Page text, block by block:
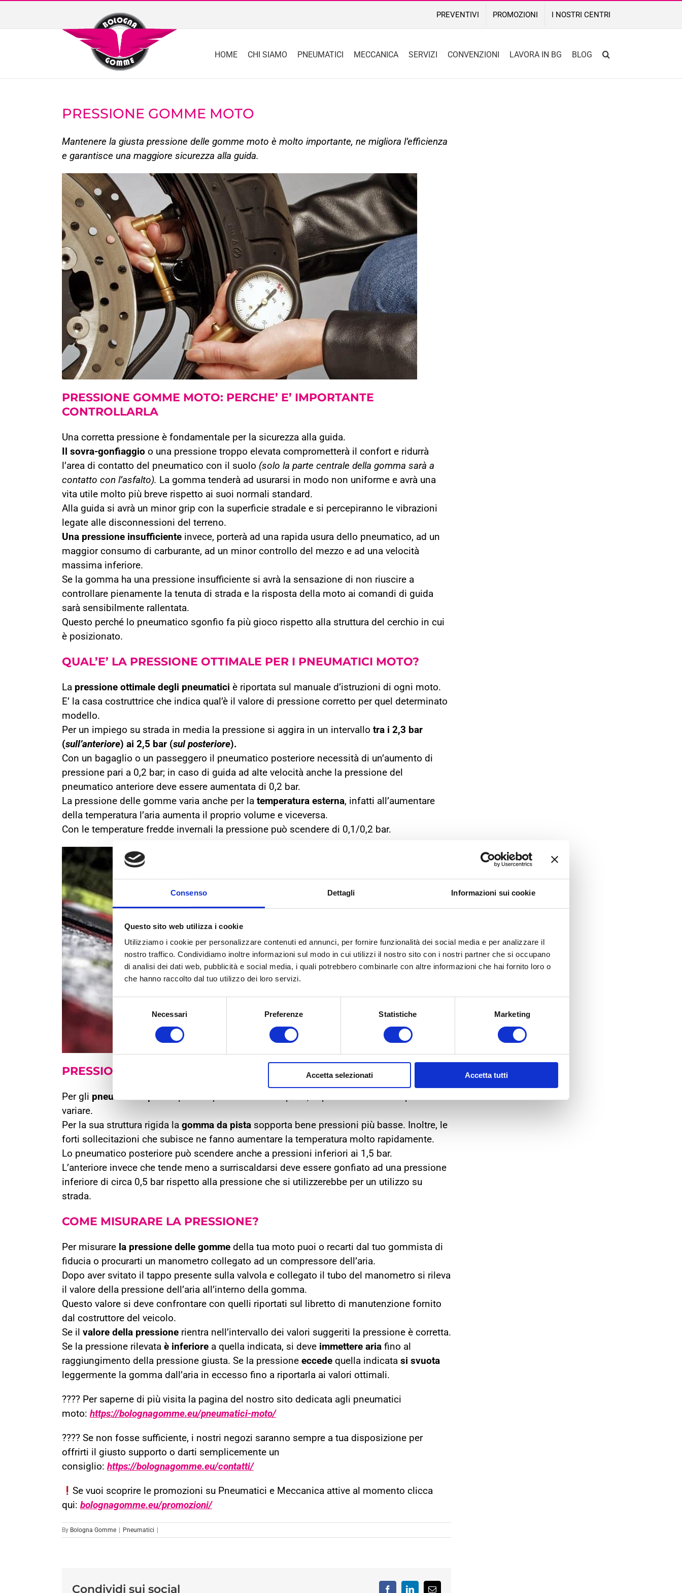
Consenso Dettagli Informazioni sui cookie
Questo sito web utilizza i cookie
Utilizziamo i cookie per personalizzare contenuti ed annunci, per fornire funzionalità dei social media e per analizzare il
nostro traffico. Condividiamo inoltre informazioni sul modo in cui utilizzi il nostro sito con i nostri partner che si occupano
di analisi dei dati web, pubblicità e social media, i quali potrebbero combinarle con altre informazioni che hai fornito loro o
che hanno raccolto dal tuo utilizzo dei loro servizi.
del
Necessari Preferenze Statistiche Marketing
Accetta selezionati Accetta tutti
content
PREVENTIVI PROMOZIONI I NOSTRI CENTRI
HOME CHI SIAMO PNEUMATICI MECCANICA SERVIZI CONVENZIONI LAVORA IN BG BLOG
PRESSIONE GOMME MOTO
Mantenere la giusta pressione delle gomme moto è molto importante, ne migliora l’efficienza
e garantisce una maggiore sicurezza alla guida.
PRESSIONE GOMME MOTO: PERCHE’ E’ IMPORTANTE
CONTROLLARLA
Una corretta pressione è fondamentale per la sicurezza alla guida.
Il sovra-gonfiaggio o una pressione troppo elevata comprometterà il confort e ridurrà
l’area di contatto del pneumatico con il suolo (solo la parte centrale della gomma sarà a
contatto con l’asfalto). La gomma tenderà ad usurarsi in modo non uniforme e avrà una
vita utile molto più breve rispetto ai suoi normali standard.
Alla guida si avrà un minor grip con la superficie stradale e si percepiranno le vibrazioni
legate alle disconnessioni del terreno.
Una pressione insufficiente invece, porterà ad una rapida usura dello pneumatico, ad un
maggior consumo di carburante, ad un minor controllo del mezzo e ad una velocità
massima inferiore.
Se la gomma ha una pressione insufficiente si avrà la sensazione di non riuscire a
controllare pienamente la tenuta di strada e la risposta della moto ai comandi di guida
sarà sensibilmente rallentata.
Questo perché lo pneumatico sgonfio fa più gioco rispetto alla struttura del cerchio in cui
è posizionato.
QUAL’E’ LA PRESSIONE OTTIMALE PER I PNEUMATICI MOTO?
La pressione ottimale degli pneumatici è riportata sul manuale d’istruzioni di ogni moto.
E’ la casa costruttrice che indica qual’è il valore di pressione corretto per quel determinato
modello.
Per un impiego su strada in media la pressione si aggira in un intervallo tra i 2,3 bar
(sull’anteriore) ai 2,5 bar (sul posteriore).
Con un bagaglio o un passeggero il pneumatico posteriore necessità di un’aumento di
pressione pari a 0,2 bar; in caso di guida ad alte velocità anche la pressione del
pneumatico anteriore deve essere aumentata di 0,2 bar.
La pressione delle gomme varia anche per la temperatura esterna, infatti all’aumentare
della temperatura l’aria aumenta il proprio volume e viceversa.
Con le temperature fredde invernali la pressione può scendere di 0,1/0,2 bar.
PRESSIONE GOMME
Per gli pneumatici sportivi
variare.
Per la sua struttura rigida la gomma da pista sopporta bene pressioni più basse. Inoltre, le
forti sollecitazioni che subisce ne fanno aumentare la temperatura molto rapidamente.
Lo pneumatico posteriore può scendere anche a pressioni inferiori ai 1,5 bar.
L’anteriore invece che tende meno a surriscaldarsi deve essere gonfiato ad una pressione
inferiore di circa 0,5 bar rispetto alla pressione che si utilizzerebbe per un utilizzo su
strada.
COME MISURARE LA PRESSIONE?
Per misurare la pressione delle gomme della tua moto puoi o recarti dal tuo gommista di
fiducia o procurarti un manometro collegato ad un compressore dell’aria.
Dopo aver svitato il tappo presente sulla valvola e collegato il tubo del manometro si rileva
il valore della pressione dell’aria all’interno della gomma.
Questo valore si deve confrontare con quelli riportati sul libretto di manutenzione fornito
dal costruttore del veicolo.
Se il valore della pressione rientra nell’intervallo dei valori suggeriti la pressione è corretta.
Se la pressione rilevata è inferiore a quella indicata, si deve immettere aria fino al
raggiungimento della pressione giusta. Se la pressione eccede quella indicata si svuota
leggermente la gomma dall’aria in eccesso fino a riportarla ai valori ottimali.
???? Per saperne di più visita la pagina del nostro sito dedicata agli pneumatici
moto: https://bolognagomme.eu/pneumatici-moto/
???? Se non fosse sufficiente, i nostri negozi saranno sempre a tua disposizione per
offrirti il giusto supporto o darti semplicemente un
consiglio: https://bolognagomme.eu/contatti/
Se vuoi scoprire le promozioni su Pneumatici e Meccanica attive al momento clicca
qui: bolognagomme.eu/promozioni/
By Bologna Gomme Pneumatici
Condividi sui social FacebookLinkedInEmail